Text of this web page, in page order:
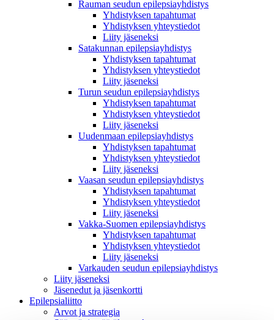
Rauman seudun epilepsiayhdistys
Yhdistyksen tapahtumat
Yhdistyksen yhteystiedot
Liity jäseneksi
Satakunnan epilepsiayhdistys
Yhdistyksen tapahtumat
Yhdistyksen yhteystiedot
Liity jäseneksi
Turun seudun epilepsiayhdistys
Yhdistyksen tapahtumat
Yhdistyksen yhteystiedot
Liity jäseneksi
Uudenmaan epilepsiayhdistys
Yhdistyksen tapahtumat
Yhdistyksen yhteystiedot
Liity jäseneksi
Vaasan seudun epilepsiayhdistys
Yhdistyksen tapahtumat
Yhdistyksen yhteystiedot
Liity jäseneksi
Vakka-Suomen epilepsiayhdistys
Yhdistyksen tapahtumat
Yhdistyksen yhteystiedot
Liity jäseneksi
Varkauden seudun epilepsiayhdistys
Liity jäseneksi
Jäsenedut ja jäsenkortti
Epilepsialiitto
Arvot ja strategia